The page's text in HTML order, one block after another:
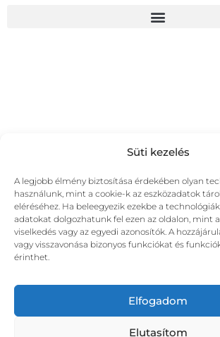
Süti kezelés
A legjobb élmény biztosítása érdekében olyan
használunk, mint a cookie-k az eszközadatok
eléréséhez. Ha beleegyezik ezekbe a
adatokat dolgozhatunk fel ezen az oldalon, mint
viselkedés vagy az egyedi azonosítók. A
vagy visszavonása bizonyos funkciókat és
érinthet.
Elfogadom
Elutasítom